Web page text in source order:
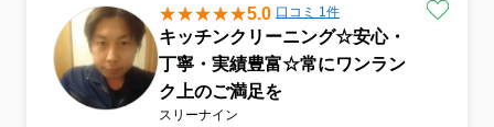
5.0 口コミ 1件
キッチンクリーニング☆安心・
丁寧・実績豊富☆常にワンラン
ク上のご満足を
スリーナイン